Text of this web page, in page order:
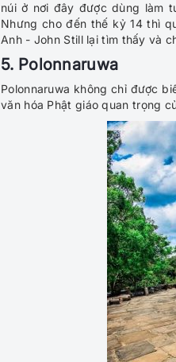
núi ở nơi đây được dùng làm
Nhưng cho đến thế kỷ 14 thì
Anh - John Still lại tìm thấy và
5. Polonnaruwa
Polonnaruwa không chỉ được
văn hóa Phật giáo quan trọng